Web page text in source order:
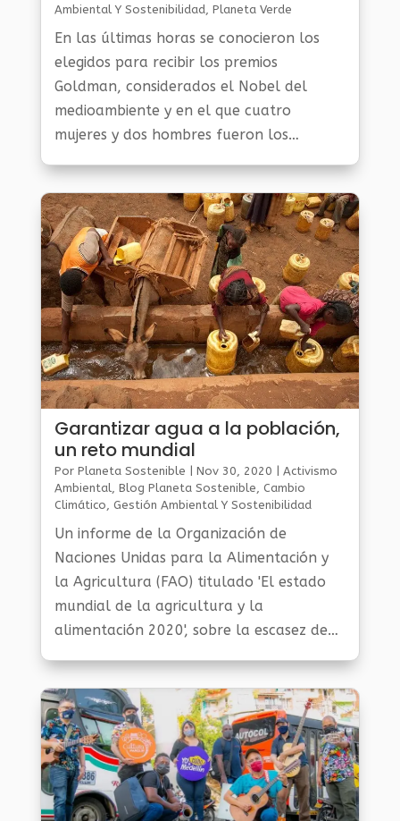
Ambiental Y Sostenibilidad Planeta Verde
En las últimas horas se conocieron los
elegidos para recibir los premios
Goldman, considerados el Nobel del
medioambiente y en el que cuatro
mujeres y dos hombres fueron los
proteger y...
Garantizar agua a la población,
un reto mundial
Por Planeta Sostenible Nov 30, 2020
Activismo
Ambiental Blog Planeta Sostenible Cambio
Climático Gestión Ambiental Y Sostenibilidad
Un informe de la Organización de
Naciones Unidas para la Alimentación y
la Agricultura (FAO) titulado 'El estado
mundial de la agricultura y la
alimentación 2020', sobre la escasez de
necesidad...